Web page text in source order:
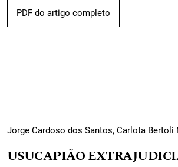
PDF do artigo completo
Jorge Cardoso dos Santos, Carlota
USUCAPIÃO